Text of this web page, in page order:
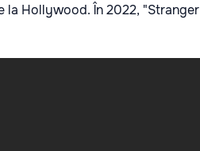
la Hollywood. În 2022, "Stranger